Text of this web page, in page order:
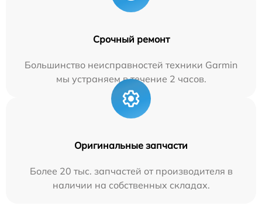
Срочный ремонт
Большинство неисправностей техники Garmin
мы устраняем в течение 2 часов.
Оригинальные запчасти
Более 20 тыс. запчастей от производителя в
наличии на собственных складах.